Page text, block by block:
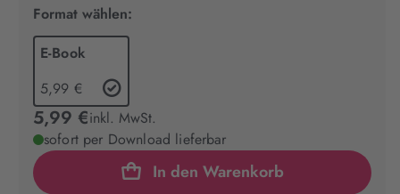
Format wählen:
E-Book
5,99 €
5,99 €inkl. MwSt.
sofort per Download lieferbar
In den Warenkorb